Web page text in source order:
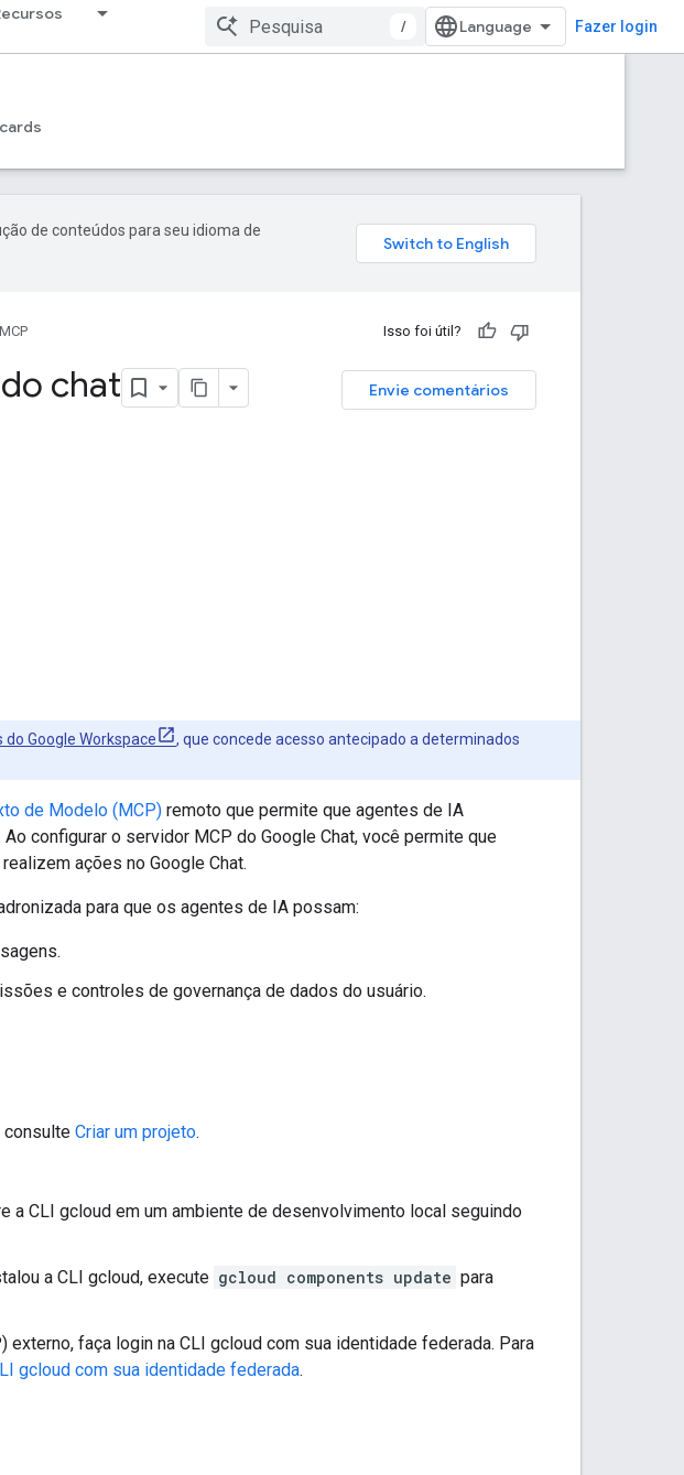
/ Fazer login
de conteúdos para seu idioma de
Isso foi útil?
Envie comentários
chat
Google Workspace
, que concede acesso antecipado a determinados
de Modelo (MCP) remoto que permite que agentes de IA
configurar o servidor MCP do Google Chat, você permite que
ações no Google Chat.
para que os agentes de IA possam:
e controles de governança de dados do usuário.
consulte Criar um projeto.
a CLI gcloud em um ambiente de desenvolvimento local seguindo
a CLI gcloud, execute gcloud components update para
faça login na CLI gcloud com sua identidade federada. Para
gcloud com sua identidade federada.